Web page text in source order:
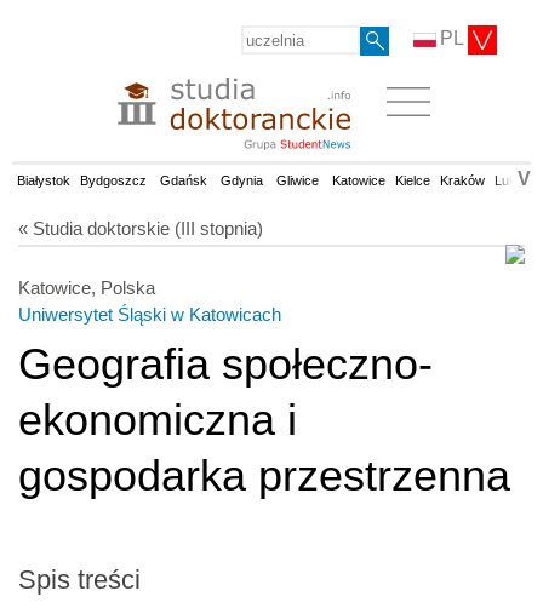
PL
Białystok Bydgoszcz Gdańsk Gdynia Gliwice Katowice Kielce Kraków Lublin
V
« Studia doktorskie (III stopnia)
Katowice, Polska
Uniwersytet Śląski w Katowicach
Geografia społeczno-
ekonomiczna i
gospodarka przestrzenna
Spis treści